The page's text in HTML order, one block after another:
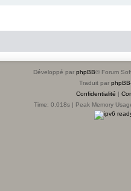
Développé par phpBB® Forum
Traduit par
Confidentialité |
Time: 0.018s | Peak Memory